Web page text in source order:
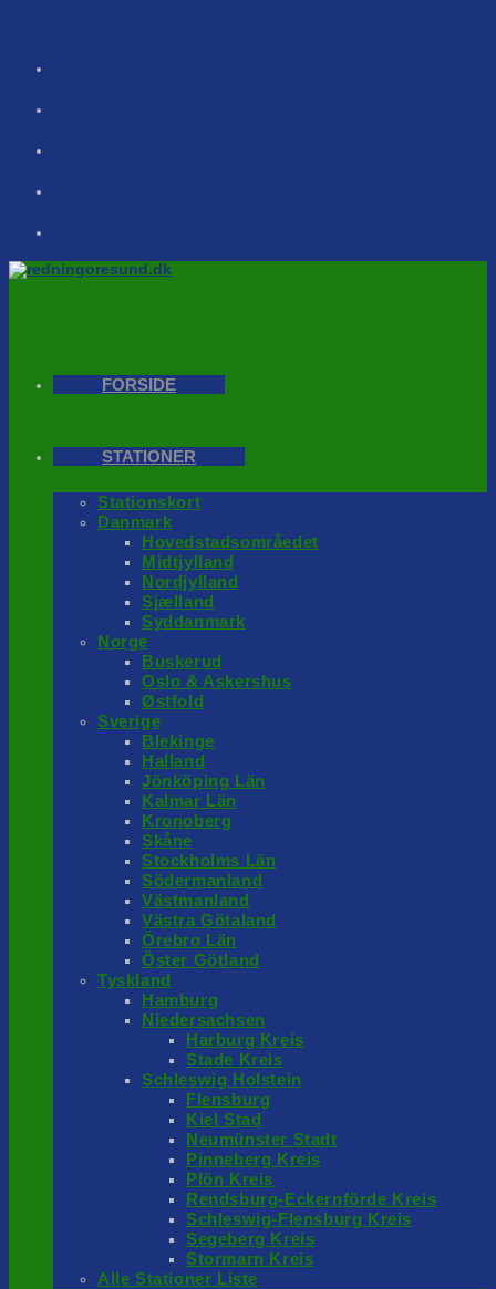
FORSIDE
STATIONER
Stationskort
Danmark
Hovedstadsområedet
Midtjylland
Nordjylland
Sjælland
Syddanmark
Norge
Buskerud
Oslo & Askershus
Østfold
Sverige
Blekinge
Halland
Jönköping Län
Kalmar Län
Kronoberg
Skåne
Stockholms Län
Södermanland
Västmanland
Västra Götaland
Örebro Län
Öster Götland
Tyskland
Hamburg
Niedersachsen
Harburg Kreis
Stade Kreis
Schleswig Holstein
Flensburg
Kiel Stad
Neumünster Stadt
Pinneberg Kreis
Plön Kreis
Rendsburg-Eckernförde Kreis
Schleswig-Flensburg Kreis
Segeberg Kreis
Stormarn Kreis
Alle Stationer Liste